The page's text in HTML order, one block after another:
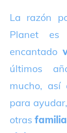
La razón
Planet
encantado
últimos
mucho, así
para ayudar,
otras